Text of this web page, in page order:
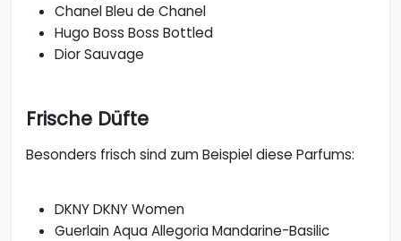
Chanel Bleu de Chanel
Hugo Boss Boss Bottled
Dior Sauvage
Frische Düfte
Besonders frisch sind zum Beispiel diese Parfums:
DKNY DKNY Women
Guerlain Aqua Allegoria Mandarine-Basilic